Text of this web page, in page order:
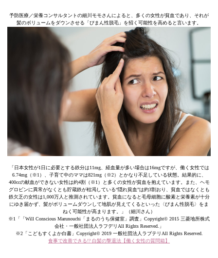
予防医療／栄養コンサルタントの細川モモさんによると、多くの女性が貧血であり、それが
髪のボリュームをダウンさせる「びまん性脱毛」を招く可能性を高めると言います。
「日本女性が1日に必要とする鉄分は11mg、経血量が多い場合は16mgですが、働く女性では
6.74mg（※1）、子育て中のママは821mg（※2）とかなり不足している状態。結果的に、
400ccの献血ができない女性は約4割（※1）と多くの女性が貧血を抱えています。また、ヘモ
グロビンに異常がなくとも貯蔵鉄が枯渇している“隠れ貧血”は約3割おり、貧血ではなくとも
鉄欠乏の女性は1,000万人と推測されています。貧血になると毛母細胞に酸素と栄養素が十分
にゆき届かず、髪がボリュームダウンして地肌が見えてくるといった〈びまん性脱毛〉をま
ねく可能性が高まります。」（細川さん）
※1「「Will Conscious Marunouchi「まるのうち保健室」調査」Copyright© 2015 三菱地所株式
会社・一般社団法人ラフデリAll Rights Reserved.」
※2「こどもすくよか白書」Copyright© 2019 一般社団法人ラブテリAll Rights Reserved.
食事で改善できる!? 白髪の撃退法【働く女性の質問箱】